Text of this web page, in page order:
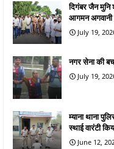
दिगंबर जैन मुनि
आगमन अगवानी
July 19,
नगर सेना की
July 19,
म्याना थाना
स्थाई वारंटी
June 12,